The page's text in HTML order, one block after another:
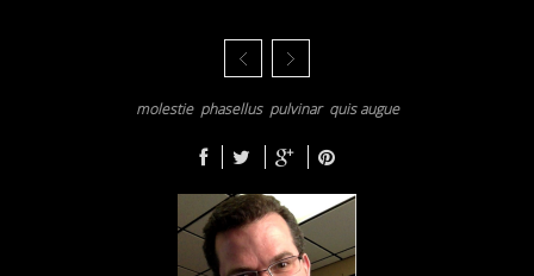
molestie phasellus pulvinar quis augue